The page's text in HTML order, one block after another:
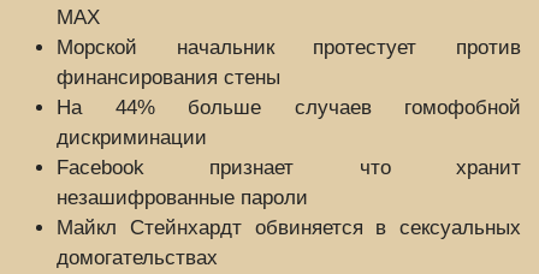
MAX
Морской начальник протестует против
финансирования стены
На 44% больше случаев гомофобной
дискриминации
Facebook признает что хранит
незашифрованные пароли
Майкл Стейнхардт обвиняется в сексуальных
домогательствах